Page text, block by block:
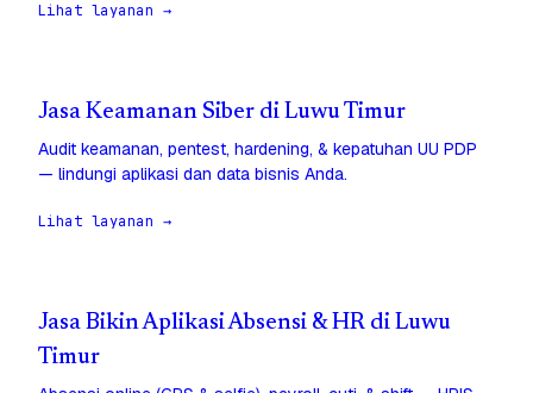
Lihat layanan →
Jasa Keamanan Siber di Luwu Timur
Audit keamanan, pentest, hardening, & kepatuhan UU PDP
— lindungi aplikasi dan data bisnis Anda.
Lihat layanan →
Jasa Bikin Aplikasi Absensi & HR di Luwu
Timur